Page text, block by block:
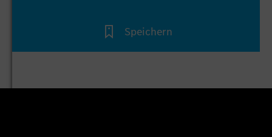
das Motor-Velociped zu produzieren. Das „Arnold Motor
Carriage“ ist eines der ersten britischen Automobile.
Speichern